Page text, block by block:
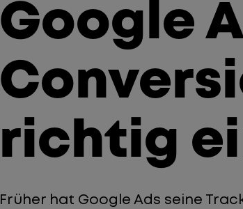
Google
richtig
Früher hat Google Ads seine